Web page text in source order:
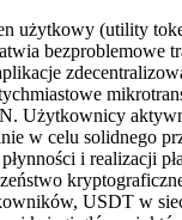
użytkowy (utility
bezproblemowe
Użytkownicy
w celu solidnego
i realizacji
USDT w